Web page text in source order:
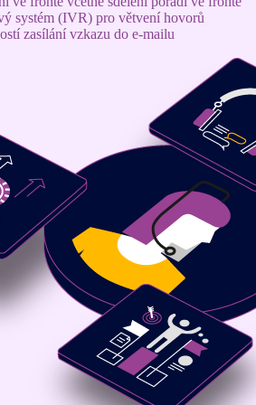
systém (IVR) pro větvení hovorů
zasílání vzkazu do e-mailu